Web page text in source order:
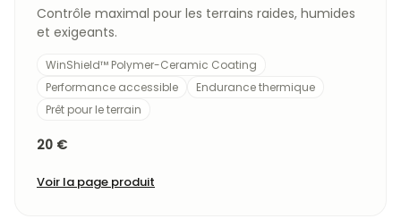
Contrôle maximal pour les terrains raides, humides
et exigeants.
WinShield™ Polymer-Ceramic Coating
Performance accessible
Endurance thermique
Prêt pour le terrain
20 €
Voir la page produit